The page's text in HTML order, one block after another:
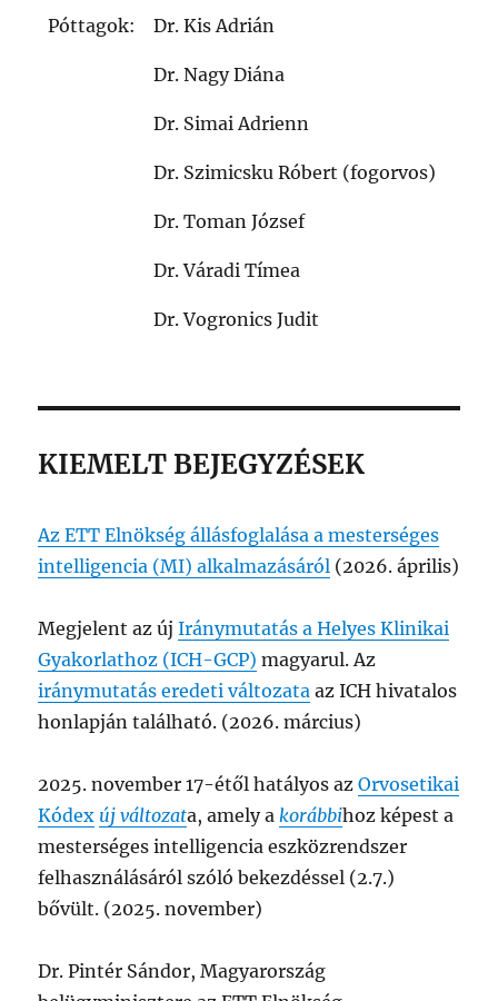
Póttagok: Dr. Kis Adrián
Dr. Nagy Diána
Dr. Simai Adrienn
Dr. Szimicsku Róbert (fogorvos)
Dr. Toman József
Dr. Váradi Tímea
Dr. Vogronics Judit
KIEMELT BEJEGYZÉSEK
Az ETT Elnökség állásfoglalása a mesterséges
intelligencia (MI) alkalmazásáról (2026. április)
Megjelent az újIránymutatás a Helyes Klinikai
Gyakorlathoz (ICH-GCP) magyarul. Az
iránymutatás eredeti változata az ICH hivatalos
honlapján található. (2026. március)
2025. november 17-étől hatályos azOrvosetikai
Kódex új változata, amely akorábbihoz képest a
mesterséges intelligencia eszközrendszer
felhasználásáról szóló bekezdéssel (2.7.)
bővült. (2025. november)
Dr. Pintér Sándor, Magyarország